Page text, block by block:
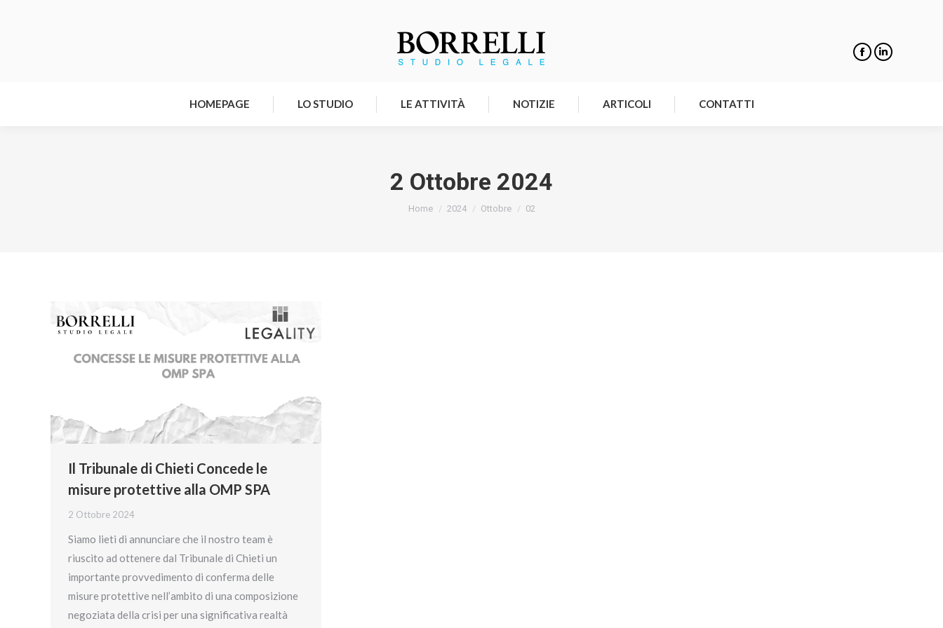
HOMEPAGE LO STUDIO LE ATTIVITÀ NOTIZIE ARTICOLI CONTATTI
2 Ottobre 2024
Tu sei qui:
Home 2024 Ottobre 02
Il Tribunale di Chieti Concede le
misure protettive alla OMP SPA
2 Ottobre 2024
Siamo lieti di annunciare che il nostro team è
riuscito ad ottenere dal Tribunale di Chieti un
importante provvedimento di conferma delle
misure protettive nell’ambito di una composizione
negoziata della crisi per una significativa realtà
LO STUDIO LE ATTIVITÀ